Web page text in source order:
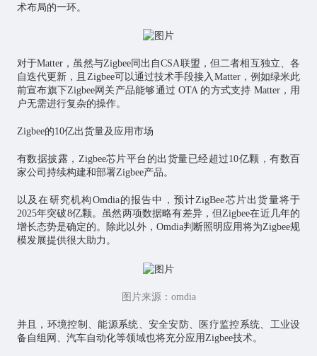
术布局的一环。
对于Matter，虽然与Zigbee同出自CSA联盟，但二者相互独立、各
自迭代更新，且Zigbee可以通过技术手段接入Matter，例如绿米此
前宣布旗下Zigbee网关产品能够通过 OTA 的方式支持 Matter，用
户无需进行复杂的操作。
Zigbee的10亿出货量及应用市场
有数据披露，Zigbee芯片平台的出货量已经超过10亿颗，有数百
家公司持续构建和部署Zigbee产品。
以及在研究机构Omdia的报告中，预计ZigBee芯片出货量将于
2025年突破8亿颗。虽然两项数据略有差异，但Zigbee在近几年的
增长态势是确定的。除此以外，Omdia判断照明应用将为Zigbee规
模发展提供很大助力。
图片来源：omdia
并且，环境控制、能源系统、安全安防、医疗监控系统、工业设
备自组网、汽车自动化等领域也将充分应用Zigbee技术。